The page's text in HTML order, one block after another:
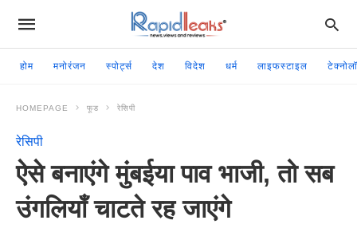
होम मनोरंजन स्पोर्ट्स देश विदेश धर्म लाइफस्टाइल
HOMEPAGE फूड रेसिपी
रेसिपी
ऐसे बनाएंगे मुंबईया पाव भाजी, तो सब
उंगलियाँ चाटते रह जाएंगे